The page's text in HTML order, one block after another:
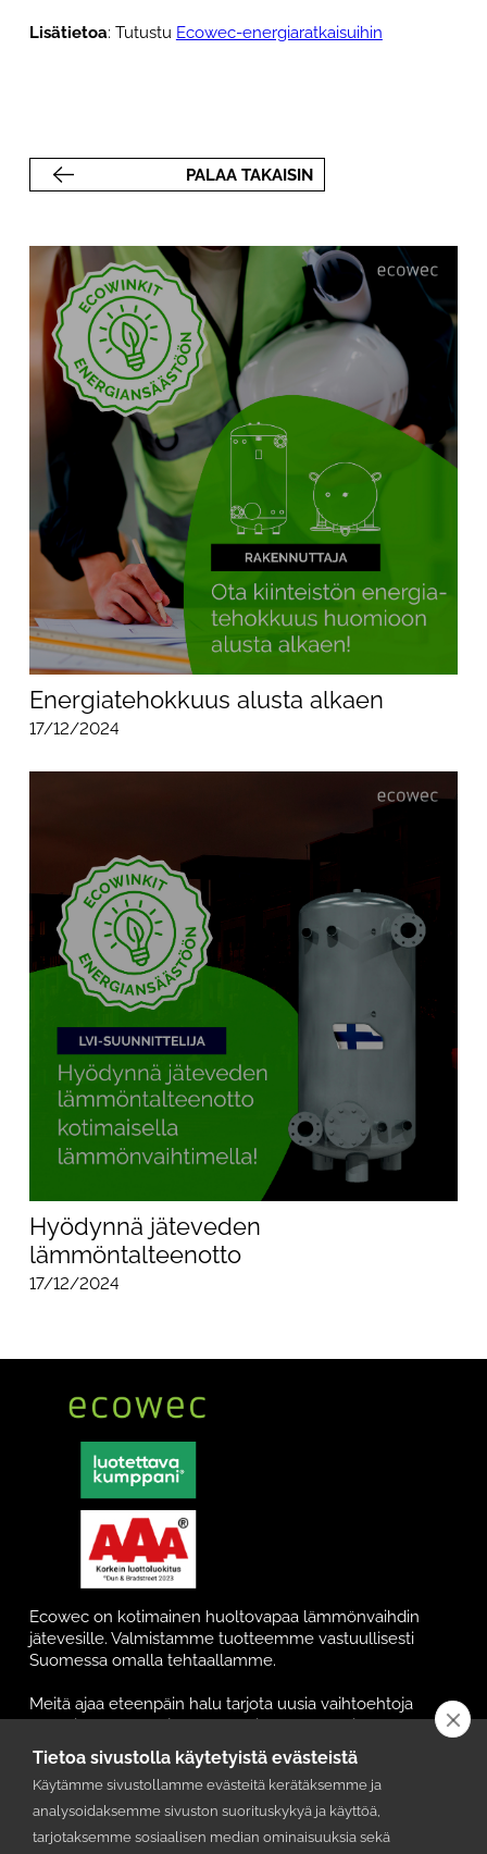
Tietoa sivustolla käytetyistä evästeistä
Käytämme sivustollamme evästeitä kerätäksemme ja
analysoidaksemme sivuston suorituskykyä ja käyttöä,
tarjotaksemme sosiaalisen median ominaisuuksia sekä
Lisätietoa: Tutustu Ecowec-energiaratkaisuihin
PALAA TAKAISIN
Energiatehokkuus alusta alkaen
17/12/2024
Hyödynnä jäteveden
lämmöntalteenotto
17/12/2024
Ecowec on kotimainen huoltovapaa lämmönvaihdin
jätevesille. Valmistamme tuotteemme vastuullisesti
Suomessa omalla tehtaallamme.
Meitä ajaa eteenpäin halu tarjota uusia vaihtoehtoja
energiansäästöön ja samalla pienentäen asiakkaamme
lämmityskustannuksia että hiilidioksidipäästöjä.
Tuotteet & Ratkaisut